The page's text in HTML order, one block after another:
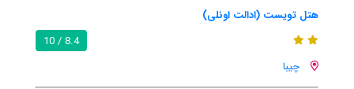
هتل تویست (ادالت اونلی)
8.4 / 10
چیبا